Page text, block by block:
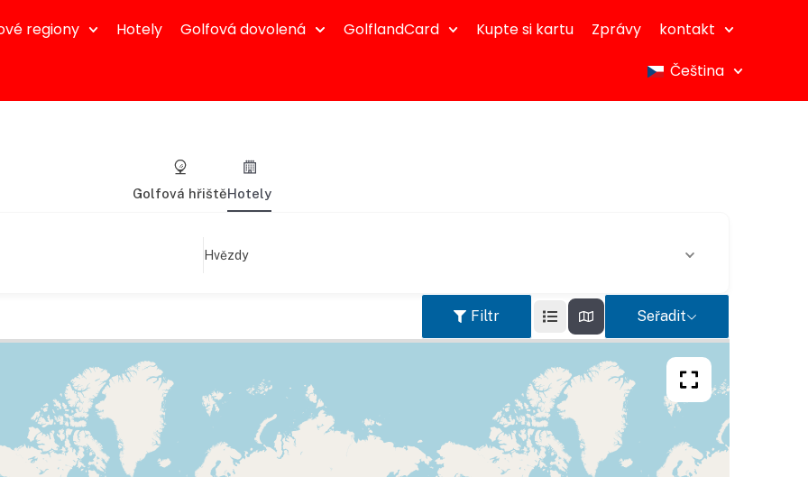
regiony Hotely Golfová dovolená GolflandCard Kupte si kartu Zprávy
kontakt
Čeština
Golfová hřištěHotely
Hvězdy
Filtr Seřadit